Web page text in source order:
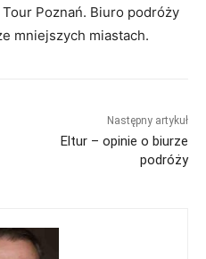
Poznań. Biuro podróży
mniejszych miastach.
Następny artykuł
Eltur – opinie o biurze
podróży